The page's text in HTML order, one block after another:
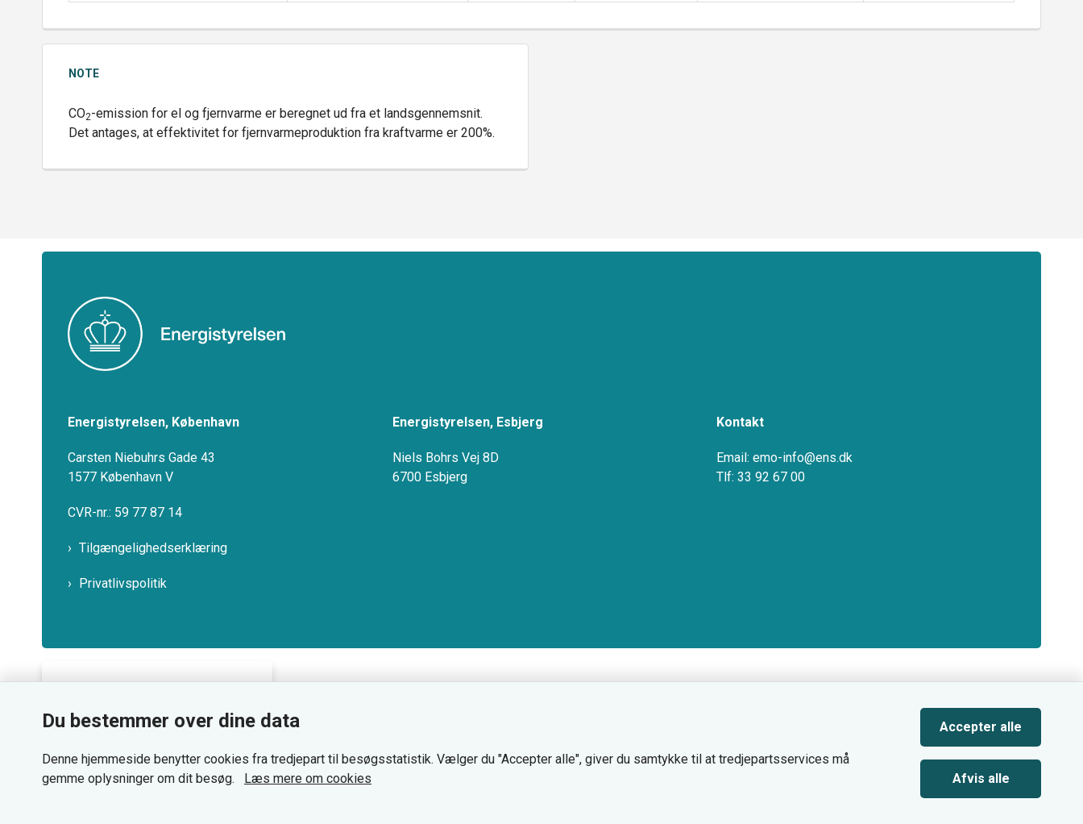
NOTE
CO2-emission for el og fjernvarme er beregnet ud fra et landsgennemsnit.
Det antages, at effektivitet for fjernvarmeproduktion fra kraftvarme er 200%.
Energistyrelsen, København
Carsten Niebuhrs Gade 43
1577 København V
CVR-nr.: 59 77 87 14
Tilgængelighedserklæring
Privatlivspolitik
Energistyrelsen, Esbjerg
Niels Bohrs Vej 8D
6700 Esbjerg
Kontakt
Email: emo-info@ens.dk
Tlf: 33 92 67 00
Dette indhold kræver cookies
for at blive vist korrekt.
Du bestemmer over dine data
Denne hjemmeside benytter cookies fra tredjepart til besøgsstatistik. Vælger du "Accepter alle", giver du samtykke til at tredjepartsservices må
gemme oplysninger om dit besøg.
Læs mere om cookies
Accepter alle
Afvis alle